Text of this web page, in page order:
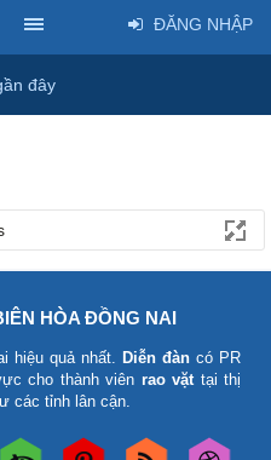
đây
ĐĂNG NHẬP
HÒA ĐỒNG NAI
hiệu quả nhất. Diễn đàn có PR
cho thành viên rao vặttại thị
các tỉnh lân cận.